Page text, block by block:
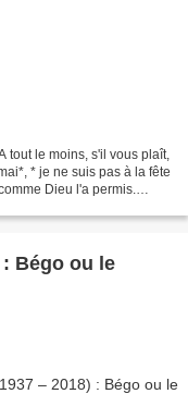
tout le moins, s'il vous plaît,
* je ne suis pas à la fête
Dieu l'a permis.
Bégo ou le